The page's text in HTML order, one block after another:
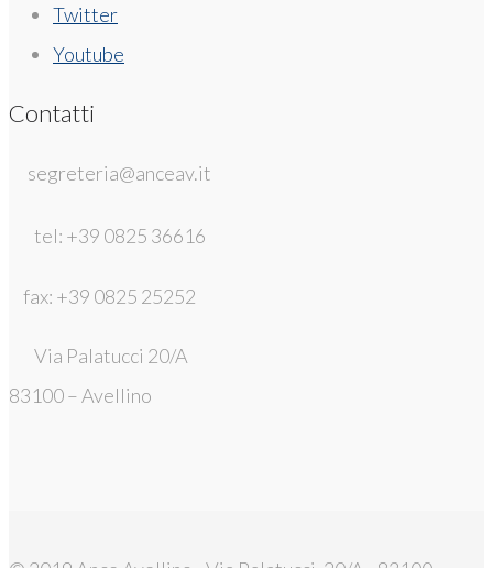
Twitter
Youtube
Contatti
segreteria@anceav.it
tel: +39 0825 36616
fax: +39 0825 25252
Via Palatucci 20/A
83100 – Avellino